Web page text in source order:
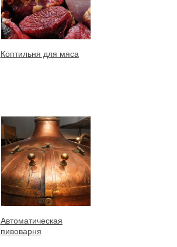
Коптильня для мяса
Автоматическая
пивоварня